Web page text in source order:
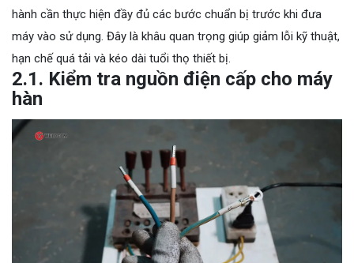
hành cần thực hiện đầy đủ các bước chuẩn bị trước khi đưa
máy vào sử dụng. Đây là khâu quan trọng giúp giảm lỗi kỹ thuật,
hạn chế quá tải và kéo dài tuổi thọ thiết bị.
2.1. Kiểm tra nguồn điện cấp cho máy
hàn